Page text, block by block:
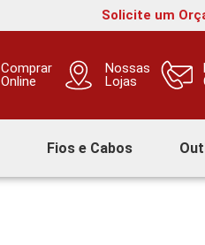
Solicite um
Comprar
Online
Nossas
Lojas
Fios e Cabos